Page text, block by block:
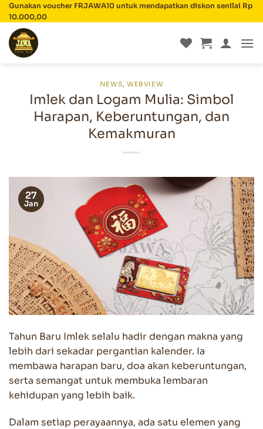
Skip
to
content
Gunakan voucher FRJAWA10 untuk mendapatkan diskon senilai Rp
10.000,00
NEWS,WEBVIEW
Imlek dan Logam Mulia: Simbol
Harapan, Keberuntungan, dan
Kemakmuran
27
Jan
Tahun Baru Imlek selalu hadir dengan makna yang
lebih dari sekadar pergantian kalender. Ia
membawa harapan baru, doa akan keberuntungan,
serta semangat untuk membuka lembaran
kehidupan yang lebih baik.
Dalam setiap perayaannya, ada satu elemen yang